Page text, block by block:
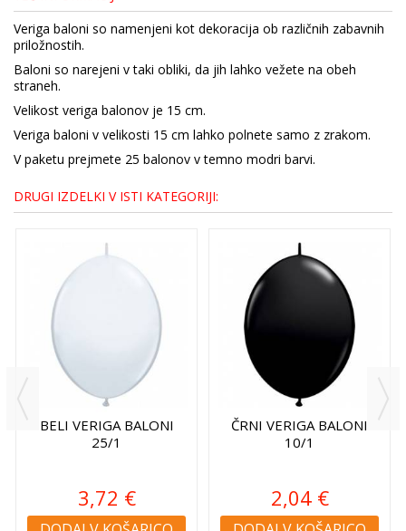
Veriga baloni so namenjeni kot dekoracija ob različnih zabavnih
priložnostih.
Baloni so narejeni v taki obliki, da jih lahko vežete na obeh
straneh.
Velikost veriga balonov je 15 cm.
Veriga baloni v velikosti 15 cm lahko polnete samo z zrakom.
V paketu prejmete 25 balonov v temno modri barvi.
DRUGI IZDELKI V ISTI KATEGORIJI:
BELI VERIGA BALONI
25/1
3,72 €
ČRNI VERIGA BALONI
10/1
2,04 €